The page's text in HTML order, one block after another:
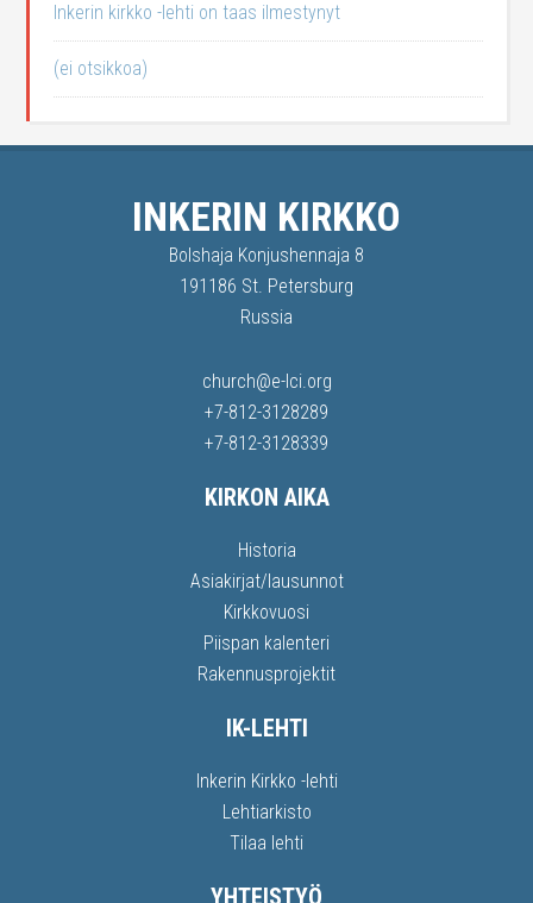
Inkerin kirkko -lehti on taas ilmestynyt
(ei otsikkoa)
INKERIN KIRKKO
Bolshaja Konjushennaja 8
191186 St. Petersburg
Russia
church@e-lci.org
+7-812-3128289
+7-812-3128339
KIRKON AIKA
Historia
Asiakirjat/lausunnot
Kirkkovuosi
Piispan kalenteri
Rakennusprojektit
IK-LEHTI
Inkerin Kirkko -lehti
Lehtiarkisto
Tilaa lehti
YHTEISTYÖ